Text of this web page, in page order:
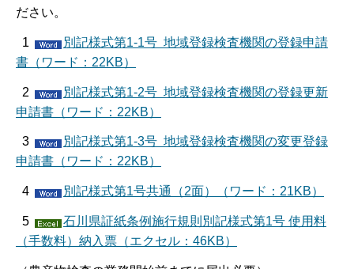
ださい。
1
別記様式第1-1号 地域登録検査機関の登録申請
書（ワード：22KB）
2
別記様式第1-2号 地域登録検査機関の登録更新
申請書（ワード：22KB）
3
別記様式第1-3号 地域登録検査機関の変更登録
申請書（ワード：22KB）
4 別記様式第1号共通（2面）（ワード：21KB）
5
石川県証紙条例施行規則別記様式第1号 使用料
（手数料）納入票（エクセル：46KB）